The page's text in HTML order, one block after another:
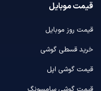
قیمت موبایل
قیمت روز موبایل
خرید قسطی گوشی
قیمت گوشی اپل